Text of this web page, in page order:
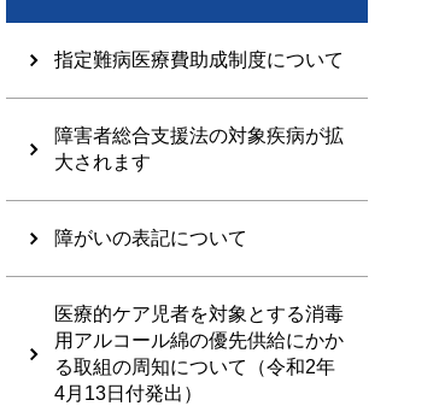
指定難病医療費助成制度について
障害者総合支援法の対象疾病が拡
大されます
障がいの表記について
医療的ケア児者を対象とする消毒
用アルコール綿の優先供給にかか
る取組の周知について（令和2年
4月13日付発出）